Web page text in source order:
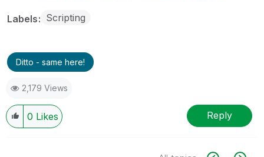
Labels Scripting
Ditto - same here!
2,179 Views
0 Likes Reply